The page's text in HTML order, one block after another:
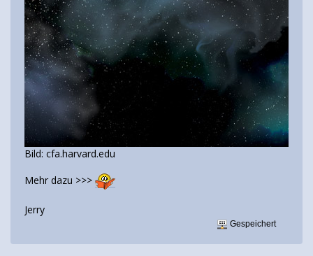
Bild: cfa.harvard.edu
Mehr dazu >>>
Jerry
Gespeichert